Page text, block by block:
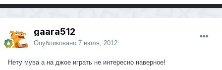
gaara512
Опубликовано 7 июля, 2012
Нету мува а на джое играть не интересно наверное!